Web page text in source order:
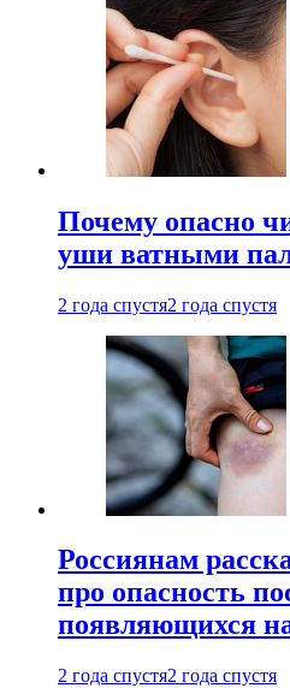
Почему опасно
уши ватными
2 года спустя2 года спустя
Россиянам
про опасность
появляющихся
2 года спустя2 года спустя